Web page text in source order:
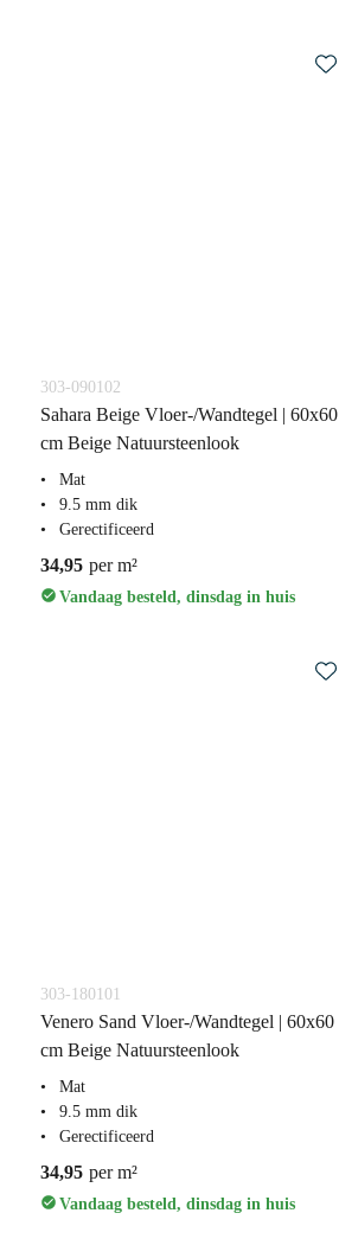
303-090102
Sahara Beige Vloer-/Wandtegel | 60x60
cm Beige Natuursteenlook
Mat
9.5 mm dik
Gerectificeerd
34,95 per m²
Vandaag besteld, dinsdag in huis
303-180101
Venero Sand Vloer-/Wandtegel | 60x60
cm Beige Natuursteenlook
Mat
9.5 mm dik
Gerectificeerd
34,95 per m²
Vandaag besteld, dinsdag in huis